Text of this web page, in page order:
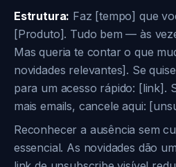
Estrutura: Faz [tempo] que
[Produto]. Tudo bem — às
Mas queria te contar o que
novidades relevantes]. Se
para um acesso rápido: [link].
mais emails, cancele aqui:
Reconhecer a ausência sem
essencial. As novidades dão